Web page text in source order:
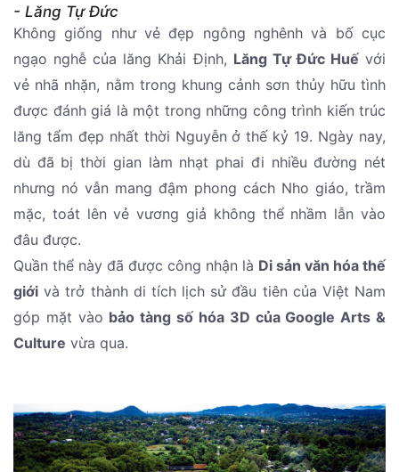
- Lăng Tự Đức
Không giống như vẻ đẹp ngông nghênh và bố cục
ngạo nghễ của lăng Khải Định, Lăng Tự Đức Huếvới
vẻ nhã nhặn, nằm trong khung cảnh sơn thủy hữu tình
được đánh giá là một trong những công trình kiến trúc
lăng tẩm đẹp nhất thời Nguyễn ở thế kỷ 19. Ngày nay,
dù đã bị thời gian làm nhạt phai đi nhiều đường nét
nhưng nó vẫn mang đậm phong cách Nho giáo, trầm
mặc, toát lên vẻ vương giả không thể nhầm lẫn vào
đâu được.
Quần thể này đã được công nhận là Di sản văn hóa thế
giới và trở thành di tích lịch sử đầu tiên của Việt Nam
góp mặt vào bảo tàng số hóa 3D của Google Arts &
Culture vừa qua.